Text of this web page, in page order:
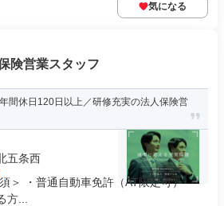
気になる
険営業スタッフ
間休日120日以上／研修充実の法人保険営
五条西
＞ ・普通自動車免許（AT限定可） ・
...